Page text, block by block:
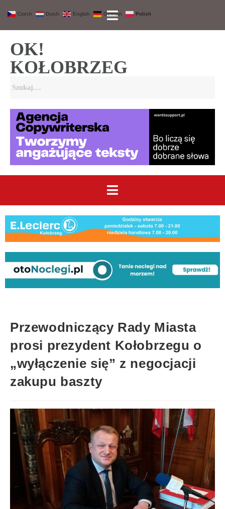
OK!
KOŁOBRZEG
Przewodniczący Rady Miasta
prosi prezydent Kołobrzegu o
„wyłączenie się” z negocjacji
zakupu baszty
Czech Dutch English German Polish